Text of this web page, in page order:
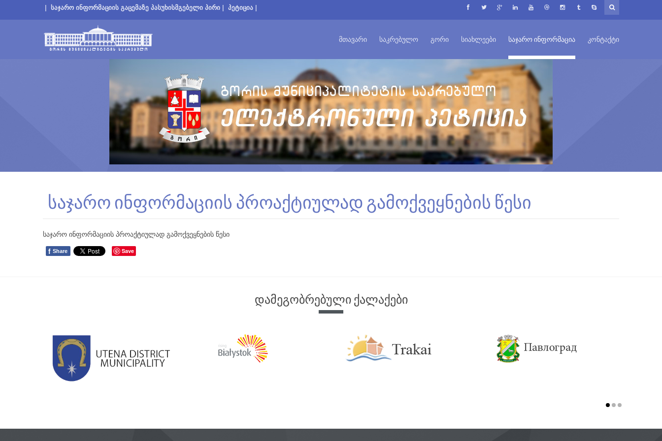
| საჯარო ინფორმაციის გაცემაზე პასუხისმგებელი პირი | პეტიცია |
ᲛᲗᲐᲕᲐᲠᲘ ᲡᲐᲙᲠᲔᲑᲣᲚᲝ ᲒᲝᲠᲘ ᲡᲘᲐᲮᲚᲔᲔᲑᲘ ᲡᲐᲯᲐᲠᲝ ᲘᲜᲤᲝᲠᲛᲐᲪᲘᲐ ᲙᲝᲜᲢᲐᲥᲢᲘ
საჯარო ინფორმაციის პროაქტიულად გამოქვეყნების წესი
საჯარო ინფორმაციის პროაქტიულად გამოქვეყნების წესი
f Share Save
დამეგობრებული ქალაქები